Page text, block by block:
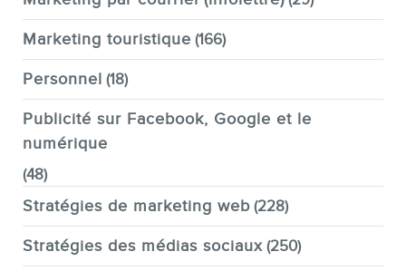
Marketing touristique (166)
Personnel (18)
Publicité sur Facebook, Google et le
numérique
(48)
Stratégies de marketing web (228)
Stratégies des médias sociaux (250)